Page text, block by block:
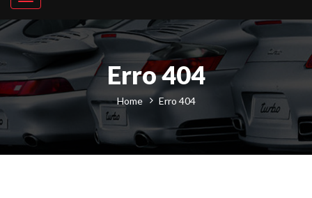
navigation
Erro 404
Home Erro 404